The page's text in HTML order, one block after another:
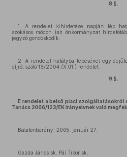
8.§.
1. A rendelet kihirdetése napján lép
szokásos módon (az önkormányzat
jegyző gondoskodik.
2. A rendelet hatályba lépésével
díjról szóló 16/2004.(X.01.) rendelet.
9.§.
E rendelet a belső piaci szolgáltatásokról
Tanács 2006/123/EK Irányelvnek való
Balatonberény, 2005. január 27.
Gazda János sk. Pál Tibor sk.